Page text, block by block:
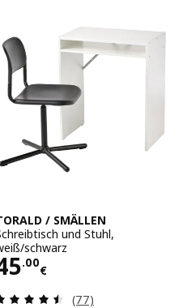
/ SMÄLLEN
und Stuhl,
schwarz
.00
€45.00€
Bewertungen:
(77)